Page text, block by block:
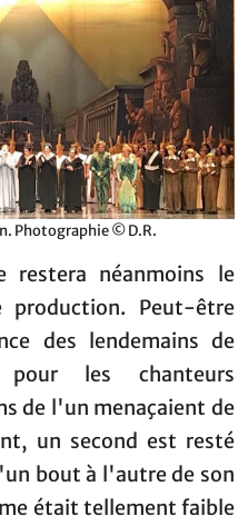
Photographie © D.R.
restera néanmoins le
Peut-être
des lendemains de
pour les chanteurs
de l'un menaçaient de
un second est resté
bout à l'autre de son
était tellement faible